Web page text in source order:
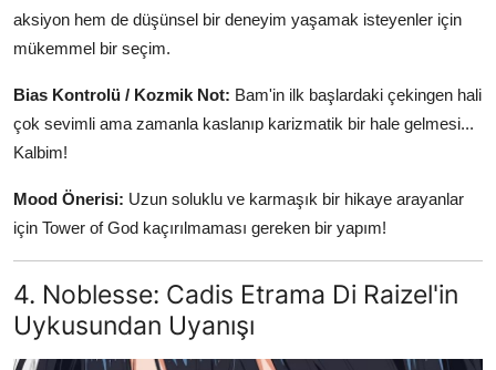
aksiyon hem de düşünsel bir deneyim yaşamak isteyenler için
mükemmel bir seçim.
Bias Kontrolü / Kozmik Not: Bam'in ilk başlardaki çekingen hali
çok sevimli ama zamanla kaslanıp karizmatik bir hale gelmesi...
Kalbim!
Mood Önerisi: Uzun soluklu ve karmaşık bir hikaye arayanlar
için Tower of God kaçırılmaması gereken bir yapım!
4. Noblesse: Cadis Etrama Di Raizel'in
Uykusundan Uyanışı